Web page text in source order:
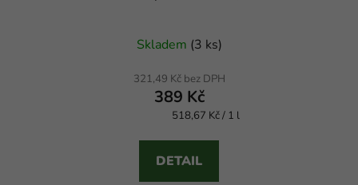
Skladem (3 ks)
321,49 Kč bez DPH
389 Kč
518,67 Kč / 1 l
DETAIL